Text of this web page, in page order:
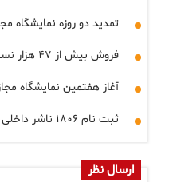
تمدید دو روزه نمایشگاه
فروش بیش از ۴۷ هزار نسخه کتاب در اولین روز برگزاری نمایشگاه مجازی تهران
آغاز هفتمین نمایشگاه
ثبت نام ۱۸۰۶ ناشر داخلی برای هفتمین نمایشگاه مجازی کتاب تهران
ارسال نظر